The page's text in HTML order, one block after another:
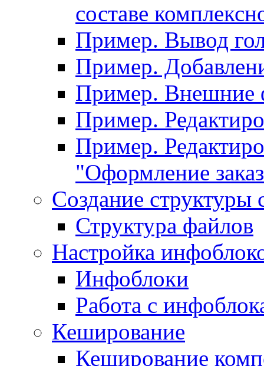
составе
Пример. Вывод
Пример.
Пример. Внешние
Пример.
Пример.
"Оформление
Создание структуры
Структура файлов
Настройка
Инфоблоки
Работа с
Кеширование
Кеширование